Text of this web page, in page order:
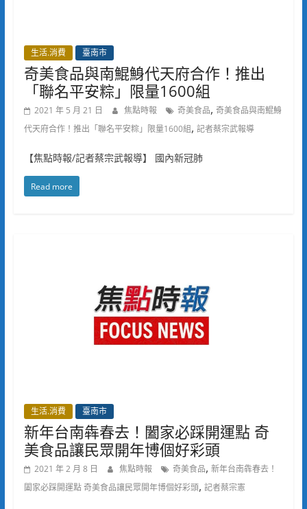
生活.消費 臺南市
奇美食品與南鯤鯓代天府合作！推出
「聯名平安粽」限量1600組
2021 年 5 月 21 日 焦點時報 奇美食品, 奇美食品與南鯤鯓
代天府合作！推出「聯名平安粽」限量1600組, 記者蔡宗武報導
【焦點時報/記者蔡宗武報導】 國內新冠肺
Read more
生活.消費 臺南市
新年台南犇春去！闔家必踩開運點 奇
美食品讓民眾開年博個好彩頭
2021 年 2 月 8 日 焦點時報 奇美食品, 新年台南犇春去！
闔家必踩開運點 奇美食品讓民眾開年博個好彩頭, 記者蔡宗憲